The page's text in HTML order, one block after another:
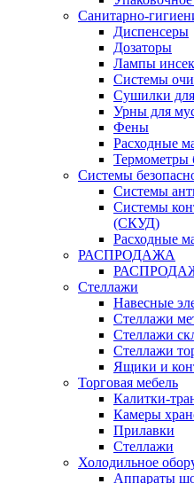
Санитарно-
Диспенсеры
Дозаторы
Лампы
Системы
Сушилки
Урны для
Фены
Расходные
Термометры
Системы
Системы
Системы
(СКУД)
Расходные
РАСПРОДАЖА
Стеллажи
Навесные
Стеллажи
Стеллажи
Стеллажи
Ящики и
Торговая мебель
Калитки-
Камеры
Прилавки
Стеллажи
Холодильное
Аппараты